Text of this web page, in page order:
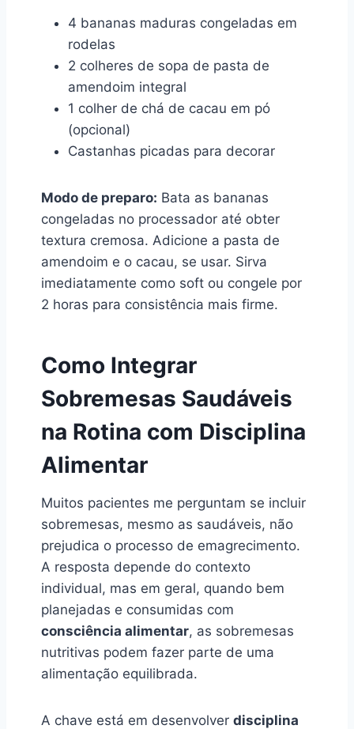
4 bananas maduras congeladas em
rodelas
2 colheres de sopa de pasta de
amendoim integral
1 colher de chá de cacau em pó
(opcional)
Castanhas picadas para decorar
Modo de preparo: Bata as bananas
congeladas no processador até obter
textura cremosa. Adicione a pasta de
amendoim e o cacau, se usar. Sirva
imediatamente como soft ou congele por
2 horas para consistência mais firme.
Como Integrar
Sobremesas Saudáveis
na Rotina com Disciplina
Alimentar
Muitos pacientes me perguntam se incluir
sobremesas, mesmo as saudáveis, não
prejudica o processo de emagrecimento.
A resposta depende do contexto
individual, mas em geral, quando bem
planejadas e consumidas com
consciência alimentar, as sobremesas
nutritivas podem fazer parte de uma
alimentação equilibrada.
A chave está em desenvolver disciplina